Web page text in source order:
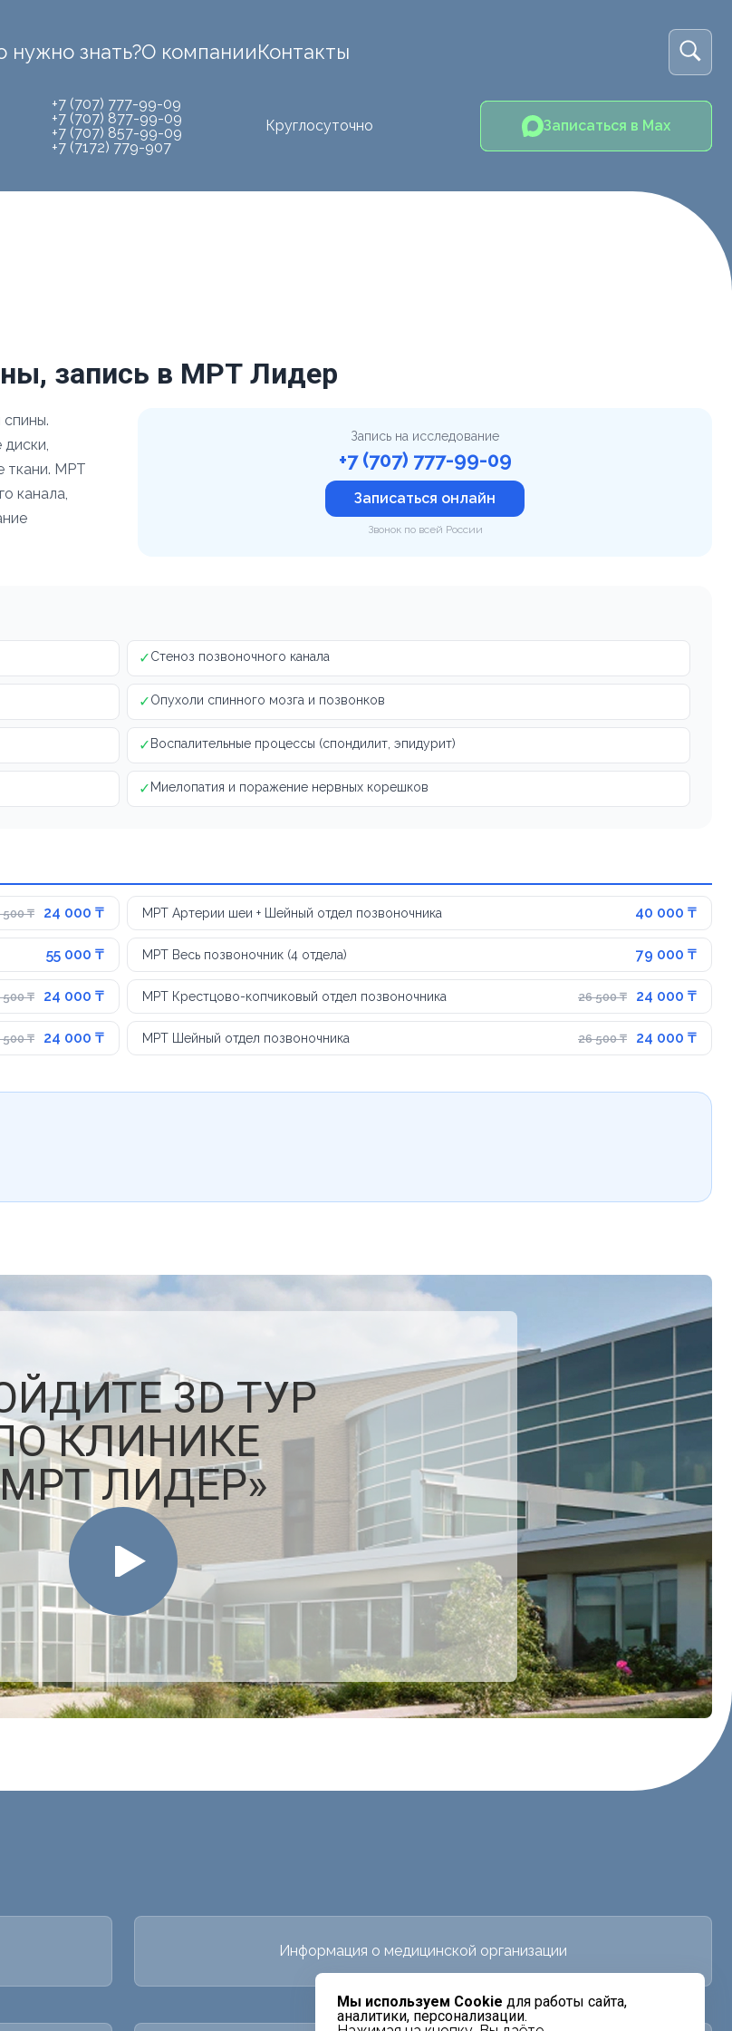
нужно знать?О компанииКонтакты
+7 (707) 777-99-09
+7 (707) 877-99-09
+7 (707) 857-99-09
+7 (7172) 779-907
Круглосуточно Записаться в Max
Мы используем Cookie для работы сайта,
аналитики, персонализации.
запись в МРТ Лидер
ткани. МРТ
канала,
Запись на исследование
+7 (707) 777-99-09
Записаться онлайн
Звонок по всей России
✓Стеноз позвоночного канала
✓Опухоли спинного мозга и позвонков
✓ Воспалительные процессы (спондилит, эпидурит)
✓ Миелопатия и поражение нервных корешков
500 ₸ 24 000 ₸ МРТ Артерии шеи + Шейный отдел позвоночника 40 000 ₸
55 000 ₸ МРТ Весь позвоночник (4 отдела) 79 000 ₸
500 ₸ 24 000 ₸ МРТ Крестцово-копчиковый отдел позвоночника 26 500 ₸ 24 000 ₸
500 ₸ 24 000 ₸ МРТ Шейный отдел позвоночника 26 500 ₸ 24 000 ₸
3D ТУР
КЛИНИКЕ
ЛИДЕР»
Информация о медицинской организации